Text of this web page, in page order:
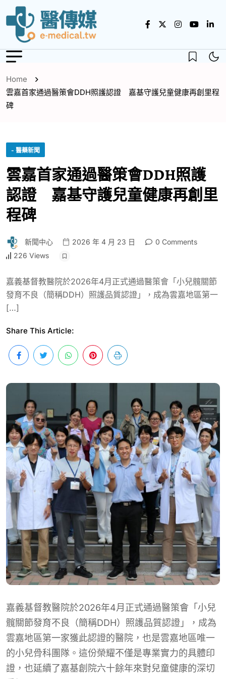
Home
雲嘉首家通過醫策會DDH照護認證 嘉基守護兒童健康再創里程
碑
- 醫藥新聞
雲嘉首家通過醫策會DDH照護
認證 嘉基守護兒童健康再創里
程碑
新聞中心 2026 年 4 月 23 日
0 Comments
226 Views
嘉義基督教醫院於2026年4月正式通過醫策會「小兒髖關節
發育不良（簡稱DDH）照護品質認證」，成為雲嘉地區第一
[…]
Share This Article:
嘉義基督教醫院於2026年4月正式通過醫策會「小兒
髖關節發育不良（簡稱DDH）照護品質認證」，成為
雲嘉地區第一家獲此認證的醫院，也是雲嘉地區唯一
的小兒骨科團隊。這份榮耀不僅是專業實力的具體印
證，也延續了嘉基創院六十餘年來對兒童健康的深切